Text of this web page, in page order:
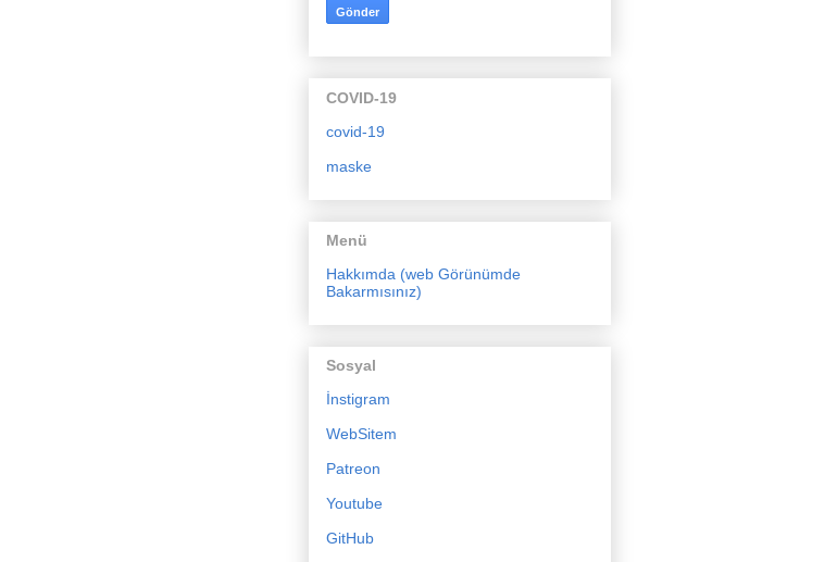
COVID-19
covid-19
maske
Menü
Hakkımda (web Görünümde
Bakarmısınız)
Sosyal
İnstigram
WebSitem
Patreon
Youtube
GitHub